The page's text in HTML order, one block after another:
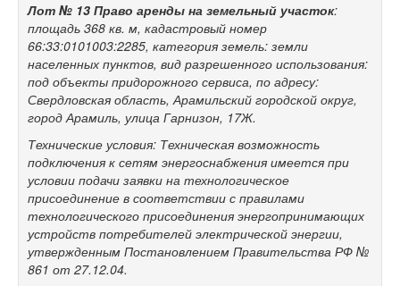
Лот № 13 Право аренды на земельный участок:
площадь 368 кв. м, кадастровый номер
66:33:0101003:2285, категория земель: земли
населенных пунктов, вид разрешенного использования:
под объекты придорожного сервиса, по адресу:
Свердловская область, Арамильский городской округ,
город Арамиль, улица Гарнизон, 17Ж.
Технические условия: Техническая возможность
подключения к сетям энергоснабжения имеется при
условии подачи заявки на технологическое
присоединение в соответствии с правилами
технологического присоединения энергопринимающих
устройств потребителей электрической энергии,
утвержденным Постановлением Правительства РФ №
861 от 27.12.04.